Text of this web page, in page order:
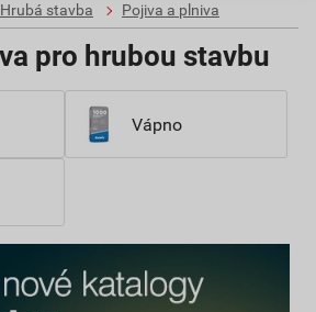
Hrubá stavba Pojiva a plniva
pro hrubou stavbu
Vápno